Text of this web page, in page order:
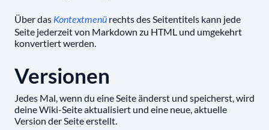
Über das Kontextmenü rechts des Seitentitels kann jede
Seite jederzeit von Markdown zu HTML und umgekehrt
konvertiert werden.
Versionen
Jedes Mal, wenn du eine Seite änderst und speicherst, wird
deine Wiki-Seite aktualisiert und eine neue, aktuelle
Version der Seite erstellt.